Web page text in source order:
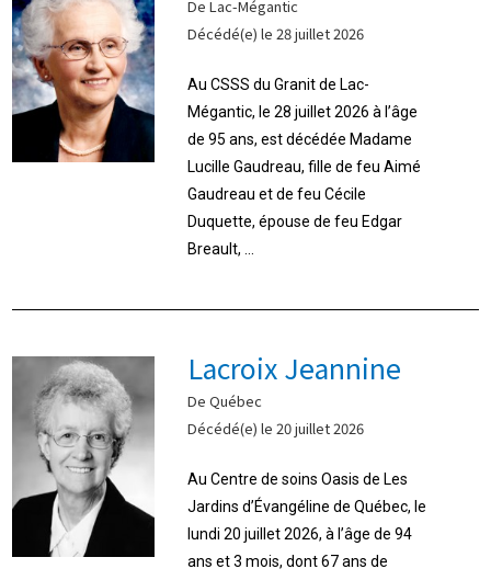
De Lac-Mégantic
Décédé(e) le 28 juillet 2026
Au CSSS du Granit de Lac-
Mégantic, le 28 juillet 2026 à l’âge
de 95 ans, est décédée Madame
Lucille Gaudreau, fille de feu Aimé
Gaudreau et de feu Cécile
Duquette, épouse de feu Edgar
Breault, ...
Lacroix Jeannine
De Québec
Décédé(e) le 20 juillet 2026
Au Centre de soins Oasis de Les
Jardins d’Évangéline de Québec, le
lundi 20 juillet 2026, à l’âge de 94
ans et 3 mois, dont 67 ans de